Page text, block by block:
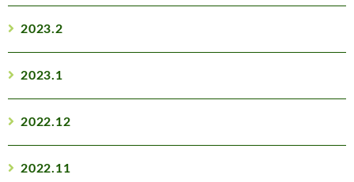
2023.2
2023.1
2022.12
2022.11